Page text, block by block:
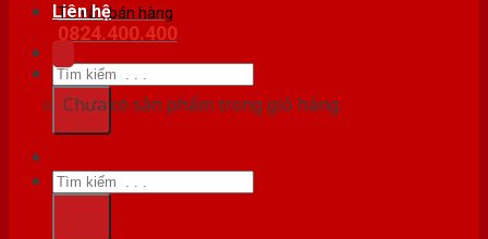
Tư vấn bán hàng
0824.400.400
Tìm
kiếm:
Liên hệ
Chưa có sản phẩm trong giỏ hàng.
Tìm
kiếm: